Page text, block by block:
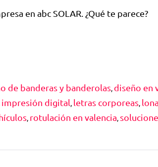
en abc SOLAR. ¿Qué te parece?
de banderas y banderolas, diseño en
impresión digital, letras corporeas, lona
, rotulación en valencia,